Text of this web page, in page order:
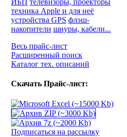
ИБП телевизоры, проекторы
техника Apple и для неё
устройства GPS флэш-
накопители шнуры, кабели...
Весь прайс-лист
Расширенный поиск
Каталог тех. описаний
Скачать Прайс-лист:
Подписаться на рассылку